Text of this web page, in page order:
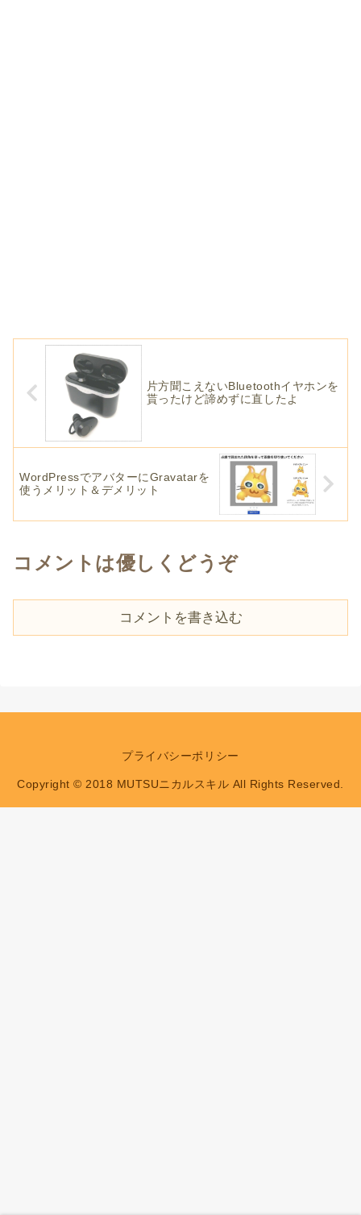
片方聞こえないBluetoothイヤホンを
貰ったけど諦めずに直したよ
WordPressでアバターにGravatarを
使うメリット＆デメリット
コメントは優しくどうぞ
コメントを書き込む
プライバシーポリシー
Copyright © 2018 MUTSUニカルスキル All Rights Reserved.